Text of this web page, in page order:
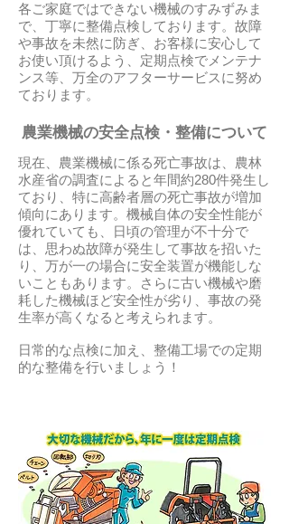
各ご家庭ではできない機械のすみずみま
で、丁寧に整備点検しております。故障
や事故を未然に防ぎ、お客様に安心して
お使い頂けるよう、定期点検でメンテナ
ンス等、万全のアフターサービスに努め
ております。
農業機械の安全点検・整備について
現在、農業機械に係る死亡事故は、農林
水産省の調査によると年間約280件発生し
ており、特に高齢者層の死亡事故が増加
傾向にあります。機械自体の安全性能が
優れていても、日頃の管理が不十分で
は、思わぬ故障が発生して事故を招いた
り、万が一の場合に安全装置が機能しな
いこともあります。さらに古い機械や磨
耗した機械ほど安全性が劣り、事故の発
生率が高くなると考えられます。
日常的な点検に加え、整備工場での定期
的な整備を行いましょう！